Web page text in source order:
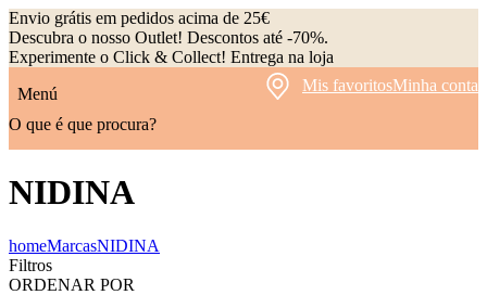
Envio grátis em pedidos acima de 25€
Descubra o nosso Outlet! Descontos até -70%.
Experimente o Click & Collect! Entrega na loja
Menú
Mis favoritosMinha conta
O que é que procura?
NIDINA
homeMarcasNIDINA
Filtros
ORDENAR POR